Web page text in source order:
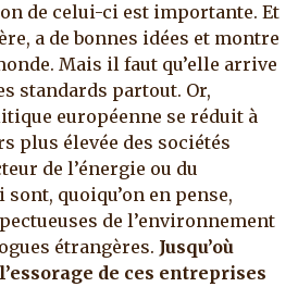
de celui-ci est importante. Et
a de bonnes idées et montre
Mais il faut qu’elle arrive
standards partout. Or,
européenne se réduit à
plus élevée des sociétés
de l’énergie ou du
quoiqu’on en pense,
de l’environnement
étrangères. Jusqu’où
de ces entreprises